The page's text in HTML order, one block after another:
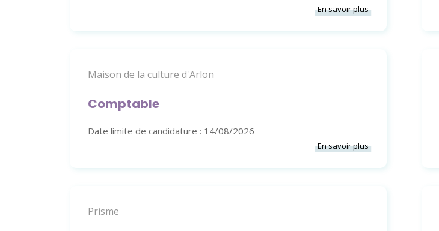
En savoir plus
Maison de la culture d'Arlon
Comptable
Date limite de candidature : 14/08/2026
En savoir plus
Prisme